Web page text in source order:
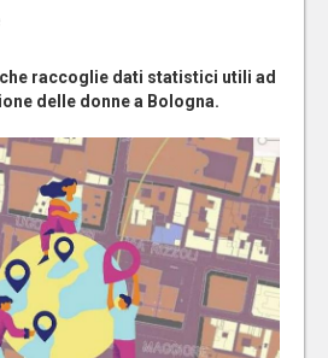
raccoglie dati statistici utili ad
delle donne a Bologna.